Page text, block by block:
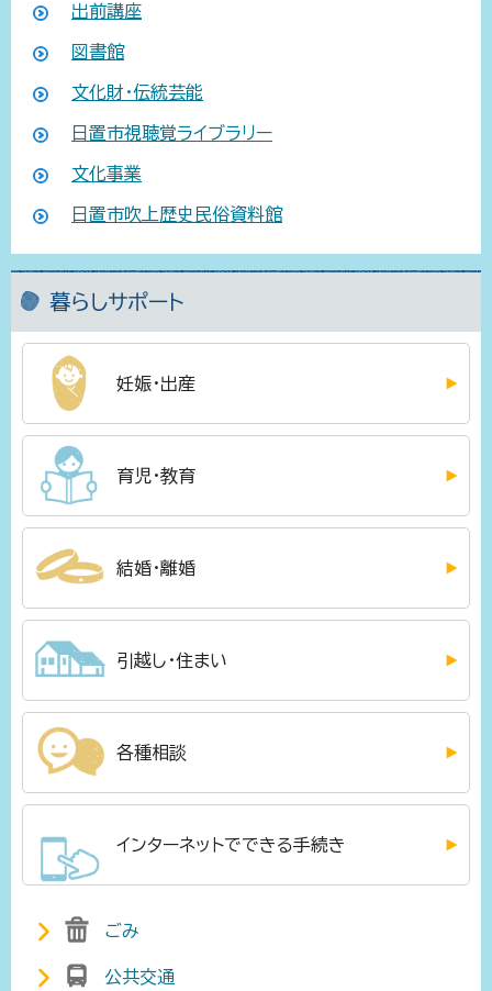
出前講座
図書館
文化財・伝統芸能
日置市視聴覚ライブラリー
文化事業
日置市吹上歴史民俗資料館
暮らしサポート
妊娠・出産
育児・教育
結婚・離婚
引越し・住まい
各種相談
インターネットでできる手続き
ごみ
公共交通